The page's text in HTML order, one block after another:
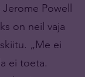
Powell
on neil vaja
„Me ei
ei toeta.